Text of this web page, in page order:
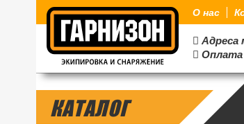
О нас
 Адреса
 Оплата
КАТАЛОГ